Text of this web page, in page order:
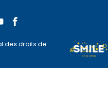
des droits de